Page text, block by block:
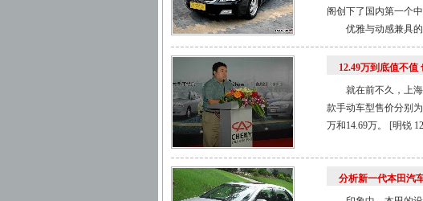
阁创下了国内第一个
优雅与动感兼具的
12.49万到底值不值
就在前不久，上海
款手动车型售价分别
万和14.69万。 [明锐
分析新一代本田汽